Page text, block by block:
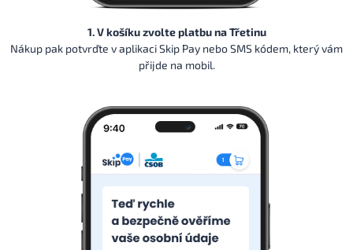
1. V košíku zvolte platbu na Třetinu
Nákup pak potvrďte v aplikaci Skip Pay nebo SMS kódem, který vám
přijde na mobil.